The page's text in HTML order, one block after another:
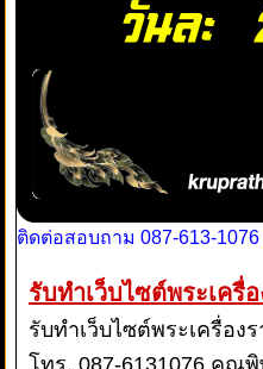
ติดต่อสอบถาม 087-613-
รับทำเว็บไซต์พระเครื่อ
รับทำเว็บไซต์พระเครื่อง